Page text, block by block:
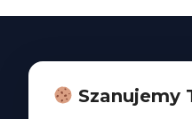
Szanujemy